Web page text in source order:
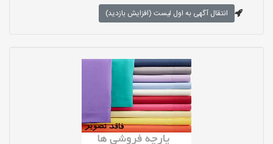
انتقال آگهی به اول لیست (افزایش بازدید)